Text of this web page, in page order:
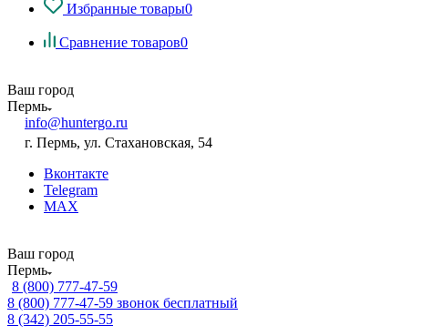
Избранные товары0
Сравнение товаров0
Ваш город
Пермь
info@huntergo.ru
г. Пермь, ул. Стахановская, 54
Вконтакте
Telegram
MAX
Ваш город
Пермь
8 (800) 777-47-59
8 (800) 777-47-59 звонок бесплатный
8 (342) 205-55-55